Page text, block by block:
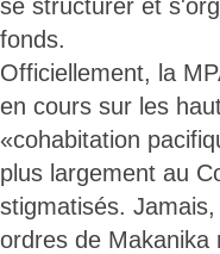
se structurer et
fonds.
Officiellement, la
en cours sur les
«cohabitation
plus largement au
stigmatisés.
ordres de Makanika